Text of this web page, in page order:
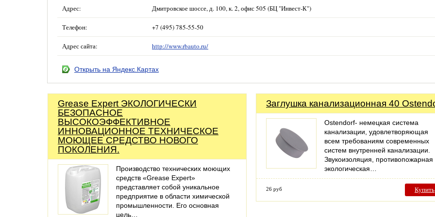
Адрес: Дмитровское шоссе, д. 100, к. 2, офис 505 (БЦ "Инвест-К")
Телефон: +7 (495) 785-55-50
Адрес сайта: http://www.rbauto.ru/
Открыть на Яндекс.Картах
Grease Expert ЭКОЛОГИЧЕСКИ
БЕЗОПАСНОЕ
ВЫСОКОЭФФЕКТИВНОЕ
ИННОВАЦИОННОЕ ТЕХНИЧЕСКОЕ
МОЮЩЕЕ СРЕДСТВО НОВОГО
ПОКОЛЕНИЯ.
Производство технических моющих
средств «Grease Expert»
представляет собой уникальное
предприятие в области химической
промышленности. Его основная
цель…
Заглушка канализационная 40
Ostendorf- немецкая система
канализации, удовлетворяющая
всем требованиям современных
систем внутренней канализации.
Звукоизоляция, противопожарная
экологическая…
26 руб Купить